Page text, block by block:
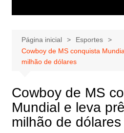
Página inicial
Esportes
Cowboy de MS conquista
milhão de dólares
Cowboy de MS
Mundial e leva
milhão de dólares